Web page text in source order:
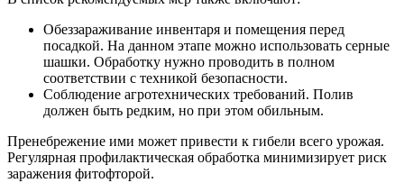
Обеззараживание инвентаря и помещения перед
посадкой. На данном этапе можно использовать серные
шашки. Обработку нужно проводить в полном
соответствии с техникой безопасности.
Соблюдение агротехнических требований. Полив
должен быть редким, но при этом обильным.
Пренебрежение ими может привести к гибели всего урожая.
Регулярная профилактическая обработка минимизирует риск
заражения фитофторой.